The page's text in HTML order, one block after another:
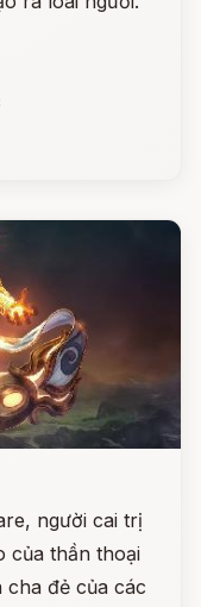
người cai trị
của thần thoại
cha đẻ của các